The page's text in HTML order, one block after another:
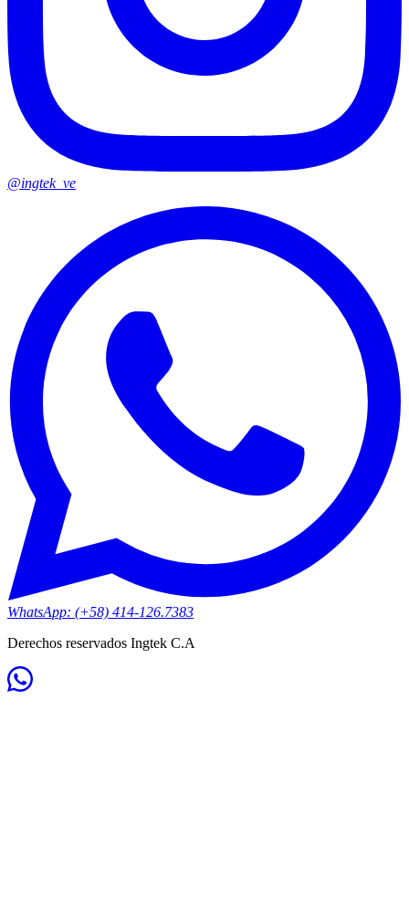
@ingtek_ve
WhatsApp: (+58) 414-126.7383
Derechos reservados Ingtek C.A